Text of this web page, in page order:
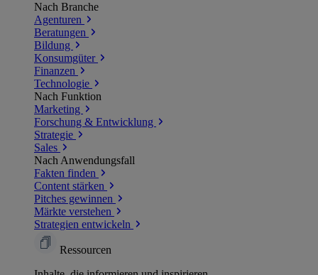
Nach Branche
Agenturen
Beratungen
Bildung
Konsumgüter
Finanzen
Technologie
Nach Funktion
Marketing
Forschung & Entwicklung
Strategie
Sales
Nach Anwendungsfall
Fakten finden
Content stärken
Pitches gewinnen
Märkte verstehen
Strategien entwickeln
Ressourcen